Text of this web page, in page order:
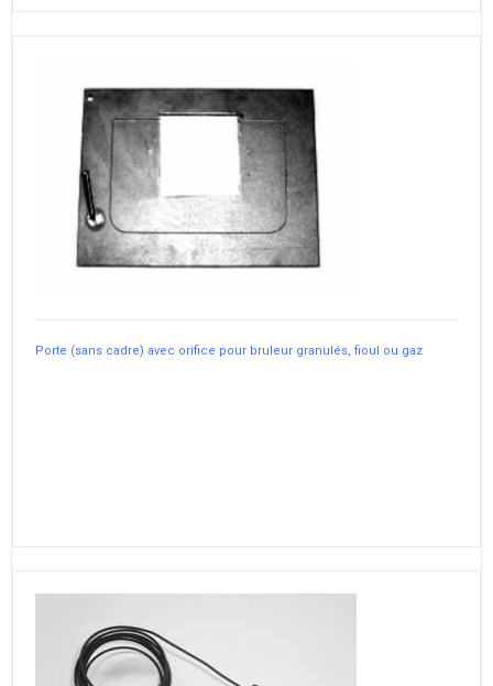
Porte (sans cadre) avec orifice pour bruleur granulés, fioul ou gaz